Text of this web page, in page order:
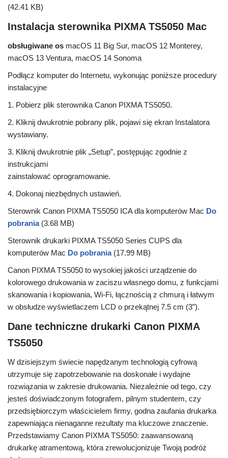
(42.41 KB)
Instalacja sterownika PIXMA TS5050 Mac
obsługiwane os macOS 11 Big Sur, macOS 12 Monterey,
macOS 13 Ventura, macOS 14 Sonoma
Podłącz komputer do Internetu, wykonując poniższe procedury
instalacyjne
1. Pobierz plik sterownika Canon PIXMA TS5050.
2. Kliknij dwukrotnie pobrany plik, pojawi się ekran Instalatora
wystawiany.
3. Kliknij dwukrotnie plik „Setup”, postępując zgodnie z
instrukcjami
zainstalować oprogramowanie.
4. Dokonaj niezbędnych ustawień.
Sterownik Canon PIXMA TS5050 ICA dla komputerów Mac Do
pobrania (3.68 MB)
Sterownik drukarki PIXMA TS5050 Series CUPS dla
komputerów Mac Do pobrania (17.99 MB)
Canon PIXMA TS5050 to wysokiej jakości urządzenie do
kolorowego drukowania w zaciszu własnego domu, z funkcjami
skanowania i kopiowania, Wi-Fi, łącznością z chmurą i łatwym
w obsłudze wyświetlaczem LCD o przekątnej 7.5 cm (3”).
Dane techniczne drukarki Canon PIXMA
TS5050
W dzisiejszym świecie napędzanym technologią cyfrową
utrzymuje się zapotrzebowanie na doskonałe i wydajne
rozwiązania w zakresie drukowania. Niezależnie od tego, czy
jesteś doświadczonym fotografem, pilnym studentem, czy
przedsiębiorczym właścicielem firmy, godna zaufania drukarka
zapewniająca nienaganne rezultaty ma kluczowe znaczenie.
Przedstawiamy Canon PIXMA TS5050: zaawansowaną
drukarkę atramentową, która zrewolucjonizuje Twoją podróż